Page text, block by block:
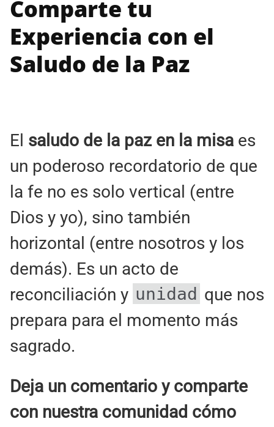
Comparte tu
Experiencia con el
Saludo de la Paz
El saludo de la paz en la misa es
un poderoso recordatorio de que
la fe no es solo vertical (entre
Dios y yo), sino también
horizontal (entre nosotros y los
demás). Es un acto de
reconciliación y unidad que nos
prepara para el momento más
sagrado.
Deja un comentario y comparte
con nuestra comunidad cómo